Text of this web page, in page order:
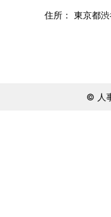
住所： 東京都
© 人